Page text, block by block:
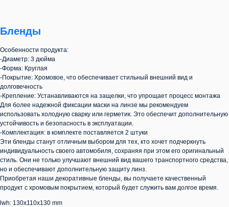
Бленды
Особенности продукта:
-Диаметр: 3 дюйма
-Форма: Круглая
-Покрытие: Хромовое, что обеспечивает стильный внешний вид и
долговечность
-Крепление: Устанавливаются на защелки, что упрощает процесс монтажа
Для более надежной фиксации маски на линзе мы рекомендуем
использовать холодную сварку или герметик. Это обеспечит дополнительную
устойчивость и безопасность в эксплуатации.
-Комплектация: в комплекте поставляется 2 штуки
Эти бленды станут отличным выбором для тех, кто хочет подчеркнуть
индивидуальность своего автомобиля, сохраняя при этом его оригинальный
стиль. Они не только улучшают внешний вид вашего транспортного средства,
но и обеспечивают дополнительную защиту линз.
Приобретая наши декоративные бленды, вы получаете качественный
продукт с хромовым покрытием, который будет служить вам долгое время.
lwh: 130x110x130 mm